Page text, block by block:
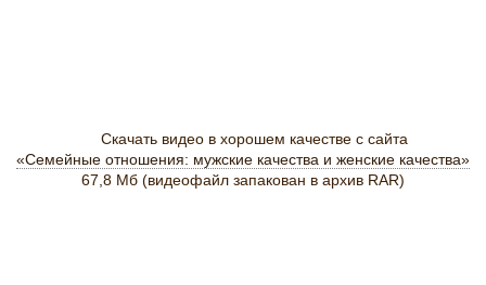
Скачать видео в хорошем качестве с сайта
«Семейные отношения: мужские качества и женские качества»
67,8 Мб (видеофайл запакован в архив RAR)